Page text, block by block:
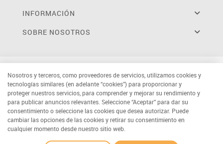
INFORMACIÓN
SOBRE NOSOTROS
Nosotros y terceros, como proveedores de servicios, utilizamos cookies y
tecnologías similares (en adelante “cookies”) para proporcionar y
proteger nuestros servicios, para comprender y mejorar su rendimiento y
para publicar anuncios relevantes. Seleccione “Aceptar” para dar su
consentimiento o seleccione las cookies que desea autorizar. Puede
cambiar las opciones de las cookies y retirar su consentimiento en
cualquier momento desde nuestro sitio web.